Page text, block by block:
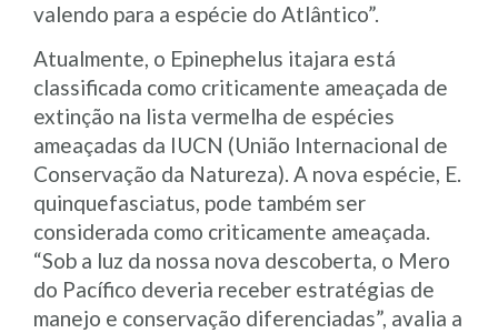
valendo para a espécie do Atlântico”.
Atualmente, o Epinephelus itajara está
classificada como criticamente ameaçada de
extinção na lista vermelha de espécies
ameaçadas da IUCN (União Internacional de
Conservação da Natureza). A nova espécie, E.
quinquefasciatus, pode também ser
considerada como criticamente ameaçada.
“Sob a luz da nossa nova descoberta, o Mero
do Pacífico deveria receber estratégias de
manejo e conservação diferenciadas”, avalia a